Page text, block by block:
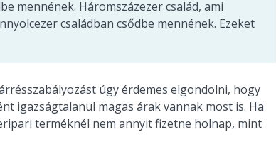
mennének. Háromszázezer család, ami
családban csődbe mennének. Ezeket
úgy érdemes elgondolni, hogy
igazságtalanul magas árak vannak most is. Ha
terméknél nem annyit fizetne holnap, mint